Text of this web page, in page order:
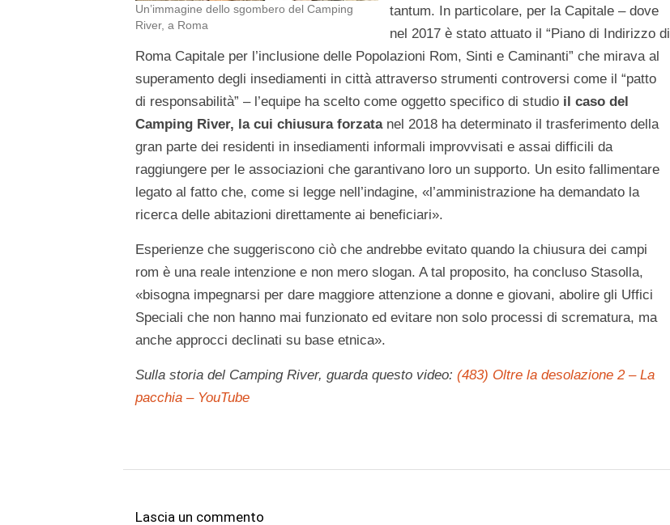
Un’immagine dello sgombero del Camping
River, a Roma
tantum. In particolare, per la Capitale – dove
nel 2017 è stato attuato il “Piano di Indirizzo di
Roma Capitale per l’inclusione delle Popolazioni Rom, Sinti e Caminanti” che mirava al
superamento degli insediamenti in città attraverso strumenti controversi come il “patto
di responsabilità” – l’equipe ha scelto come oggetto specifico di studio il caso del
Camping River, la cui chiusura forzatanel 2018 ha determinato il trasferimento della
gran parte dei residenti in insediamenti informali improvvisati e assai difficili da
raggiungere per le associazioni che garantivano loro un supporto. Un esito fallimentare
legato al fatto che, come si legge nell’indagine, «l’amministrazione ha demandato la
ricerca delle abitazioni direttamente ai beneficiari».
Esperienze che suggeriscono ciò che andrebbe evitato quando la chiusura dei campi
rom è una reale intenzione e non mero slogan. A tal proposito, ha concluso Stasolla,
«bisogna impegnarsi per dare maggiore attenzione a donne e giovani, abolire gli Uffici
Speciali che non hanno mai funzionato ed evitare non solo processi di scrematura, ma
anche approcci declinati su base etnica».
Sulla storia del Camping River, guarda questo video: (483) Oltre la desolazione 2 – La
pacchia – YouTube
Lascia un commento